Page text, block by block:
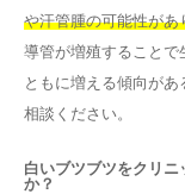
や汗管腫の可能性があ
導管が増殖することで
ともに増える傾向が
相談ください。
白いブツブツをクリ
か？